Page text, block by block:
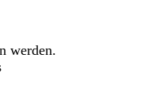
werden.